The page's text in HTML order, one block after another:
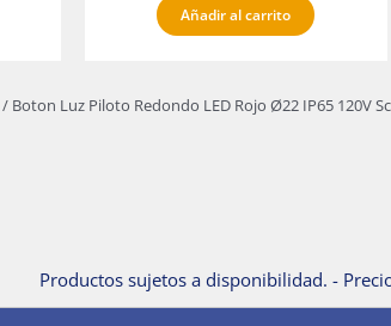
Añadir al carrito
/ Boton Luz Piloto Redondo LED Rojo Ø22 IP65 120V
Productos sujetos a disponibilidad. -